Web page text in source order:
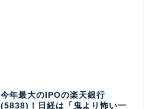
今年最大のIPOの楽天銀行
(5838)！日経は「鬼より怖い一